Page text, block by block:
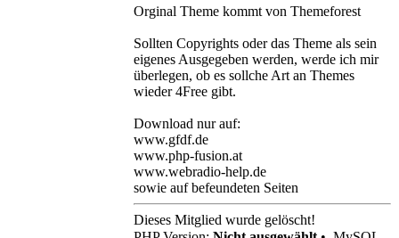
Orginal Theme kommt von Themeforest
Sollten Copyrights oder das Theme als sein
eigenes Ausgegeben werden, werde ich mir
überlegen, ob es sollche Art an Themes
wieder 4Free gibt.
Download nur auf:
www.gfdf.de
www.php-fusion.at
www.webradio-help.de
sowie auf befeundeten Seiten
Dieses Mitglied wurde gelöscht!